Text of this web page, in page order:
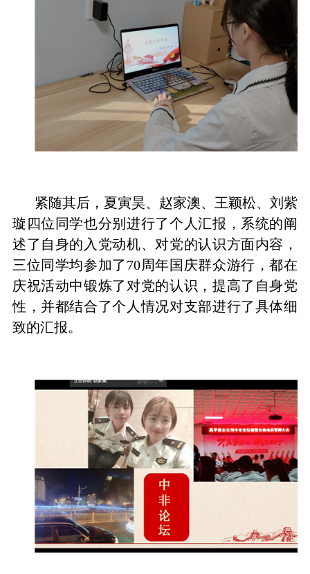
紧随其后，夏寅昊、赵家澳、王颖松、刘紫
璇四位同学也分别进行了个人汇报，系统的阐
述了自身的入党动机、对党的认识方面内容，
三位同学均参加了70周年国庆群众游行，都在
庆祝活动中锻炼了对党的认识，提高了自身党
性，并都结合了个人情况对支部进行了具体细
致的汇报。